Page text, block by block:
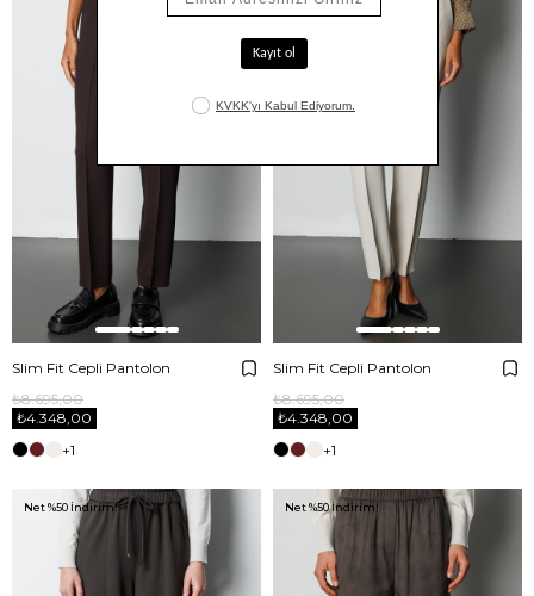
Slim Fit Cepli Pantolon
₺4.348,00
₺8.695,00
+1
Slim Fit Cepli Pantolon
₺4.348,00
₺8.695,00
+1
Net %50 İndirim! Net %50 İndirim!